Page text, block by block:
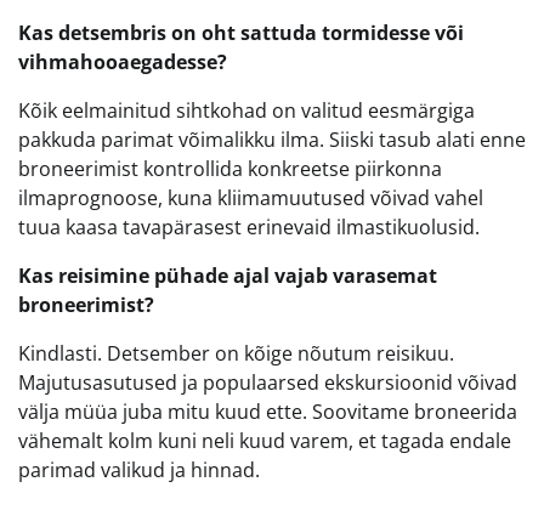
Kas detsembris on oht sattuda tormidesse või
vihmahooaegadesse?
Kõik eelmainitud sihtkohad on valitud eesmärgiga
pakkuda parimat võimalikku ilma. Siiski tasub alati enne
broneerimist kontrollida konkreetse piirkonna
ilmaprognoose, kuna kliimamuutused võivad vahel
tuua kaasa tavapärasest erinevaid ilmastikuolusid.
Kas reisimine pühade ajal vajab varasemat
broneerimist?
Kindlasti. Detsember on kõige nõutum reisikuu.
Majutusasutused ja populaarsed ekskursioonid võivad
välja müüa juba mitu kuud ette. Soovitame broneerida
vähemalt kolm kuni neli kuud varem, et tagada endale
parimad valikud ja hinnad.